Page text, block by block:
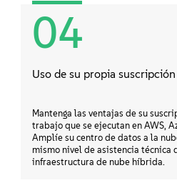
04
Uso de su propia suscripción
Mantenga las ventajas de su
trabajo que se ejecutan en AWS,
Amplíe su centro de datos a la
mismo nivel de asistencia técnica
infraestructura de nube híbrida.